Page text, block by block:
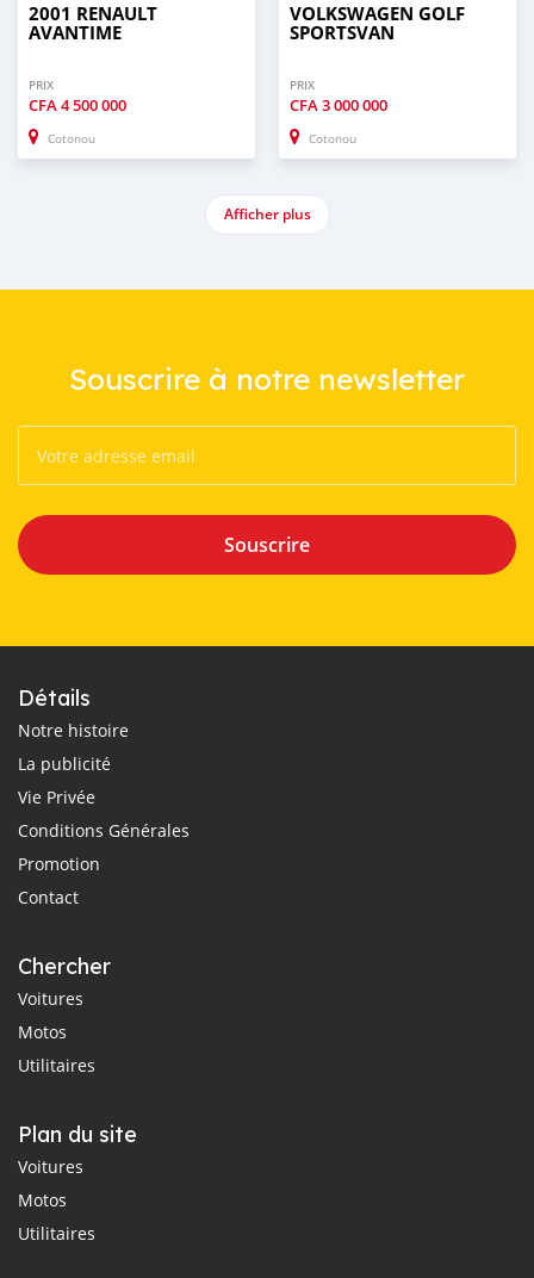
2001 RENAULT
AVANTIME
PRIX
CFA4 500 000
Cotonou
VOLKSWAGEN GOLF
SPORTSVAN
PRIX
CFA3 000 000
Cotonou
Afficher plus
Souscrire à notre newsletter
Souscrire
Détails
Notre histoire
La publicité
Vie Privée
Conditions Générales
Promotion
Contact
Chercher
Voitures
Motos
Utilitaires
Plan du site
Voitures
Motos
Utilitaires